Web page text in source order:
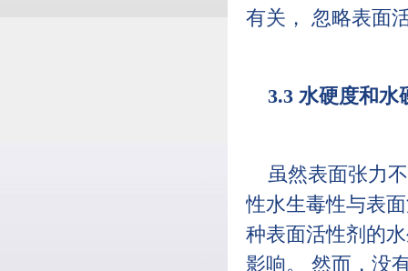
有关， 忽略表面
3.3 水硬度和水
虽然表面张力
性水生毒性与表
种表面活性剂的
影响。 然而，没